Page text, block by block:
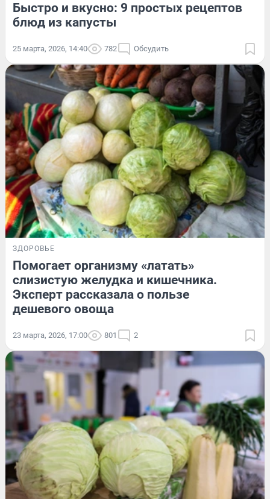
Быстро и вкусно: 9 простых рецептов
блюд из капусты
25 марта, 2026, 14:40 782 Обсудить
ЗДОРОВЬЕ
Помогает организму «латать»
слизистую желудка и кишечника.
Эксперт рассказала о пользе
дешевого овоща
23 марта, 2026, 17:00 801 2